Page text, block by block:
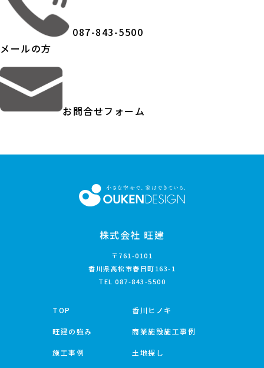
087-843-5500
メールの方
お問合せフォーム
株式会社 旺建
〒761-0101
香川県高松市春日町163-1
TEL 087-843-5500
TOP
旺建の強み
施工事例
香川ヒノキ
商業施設施工事例
土地探し